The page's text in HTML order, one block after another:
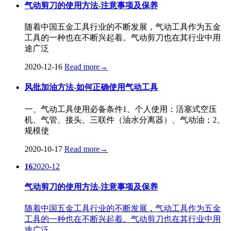
气动剪刀的使用方法-注意事项及保养
随着中国五金工具行业的不断发展，气动工具作为五金
工具的一种也在不断兴起着。气动剪刀也在其行业中用
途广泛
2020-12-16 Read more→
风批加油方法-如何正确使用气动工具
一、气动工具使用必备条件1、个人使用：活塞式空压
机、气管、接头、三联件（油水分离器）、气动油；2、
规模使
2020-10-17 Read more→
162020-12
气动剪刀的使用方法-注意事项及保养
随着中国五金工具行业的不断发展，气动工具作为五金
工具的一种也在不断兴起着。气动剪刀也在其行业中用